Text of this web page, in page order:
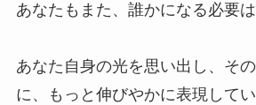
あなたもまた、誰かになる必要は
あなた自身の光を思い出し、そ
に、もっと伸びやかに表現してい